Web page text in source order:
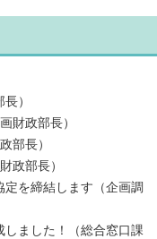
）
財政部長）
部長）
政部長）
を締結します（企画調
ました！（総合窓口課